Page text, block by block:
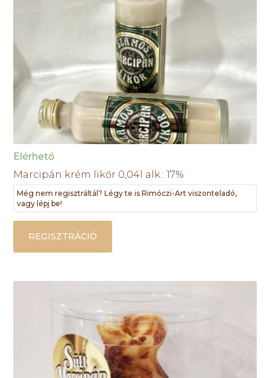
Elérhető
Marcipán krém likőr 0,04l alk.: 17%
Még nem regisztráltál? Légy te is Rimóczi-Art viszonteladó,
vagy lépj be!
REGISZTRÁCIÓ